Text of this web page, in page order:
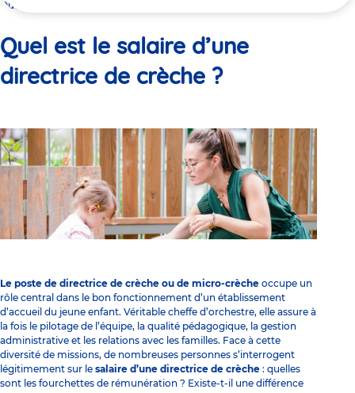
ici
Quel est le salaire d’une directrice de crèche ?
Quel est le salaire d’une
directrice de crèche ?
Le poste de directrice de crèche ou de micro-crèche occupe un
rôle central dans le bon fonctionnement d’un établissement
d’accueil du jeune enfant. Véritable cheffe d’orchestre, elle assure à
la fois le pilotage de l’équipe, la qualité pédagogique, la gestion
administrative et les relations avec les familles. Face à cette
diversité de missions, de nombreuses personnes s’interrogent
légitimement sur le salaire d’une directrice de crèche : quelles
sont les fourchettes de rémunération ? Existe-t-il une différence